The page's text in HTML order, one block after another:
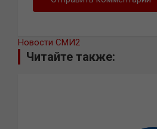
Новости СМИ2
Читайте также: